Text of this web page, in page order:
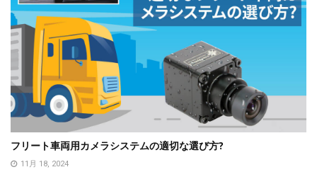
フリート車両用カメラシステムの適切な選び方?
11月 18, 2024